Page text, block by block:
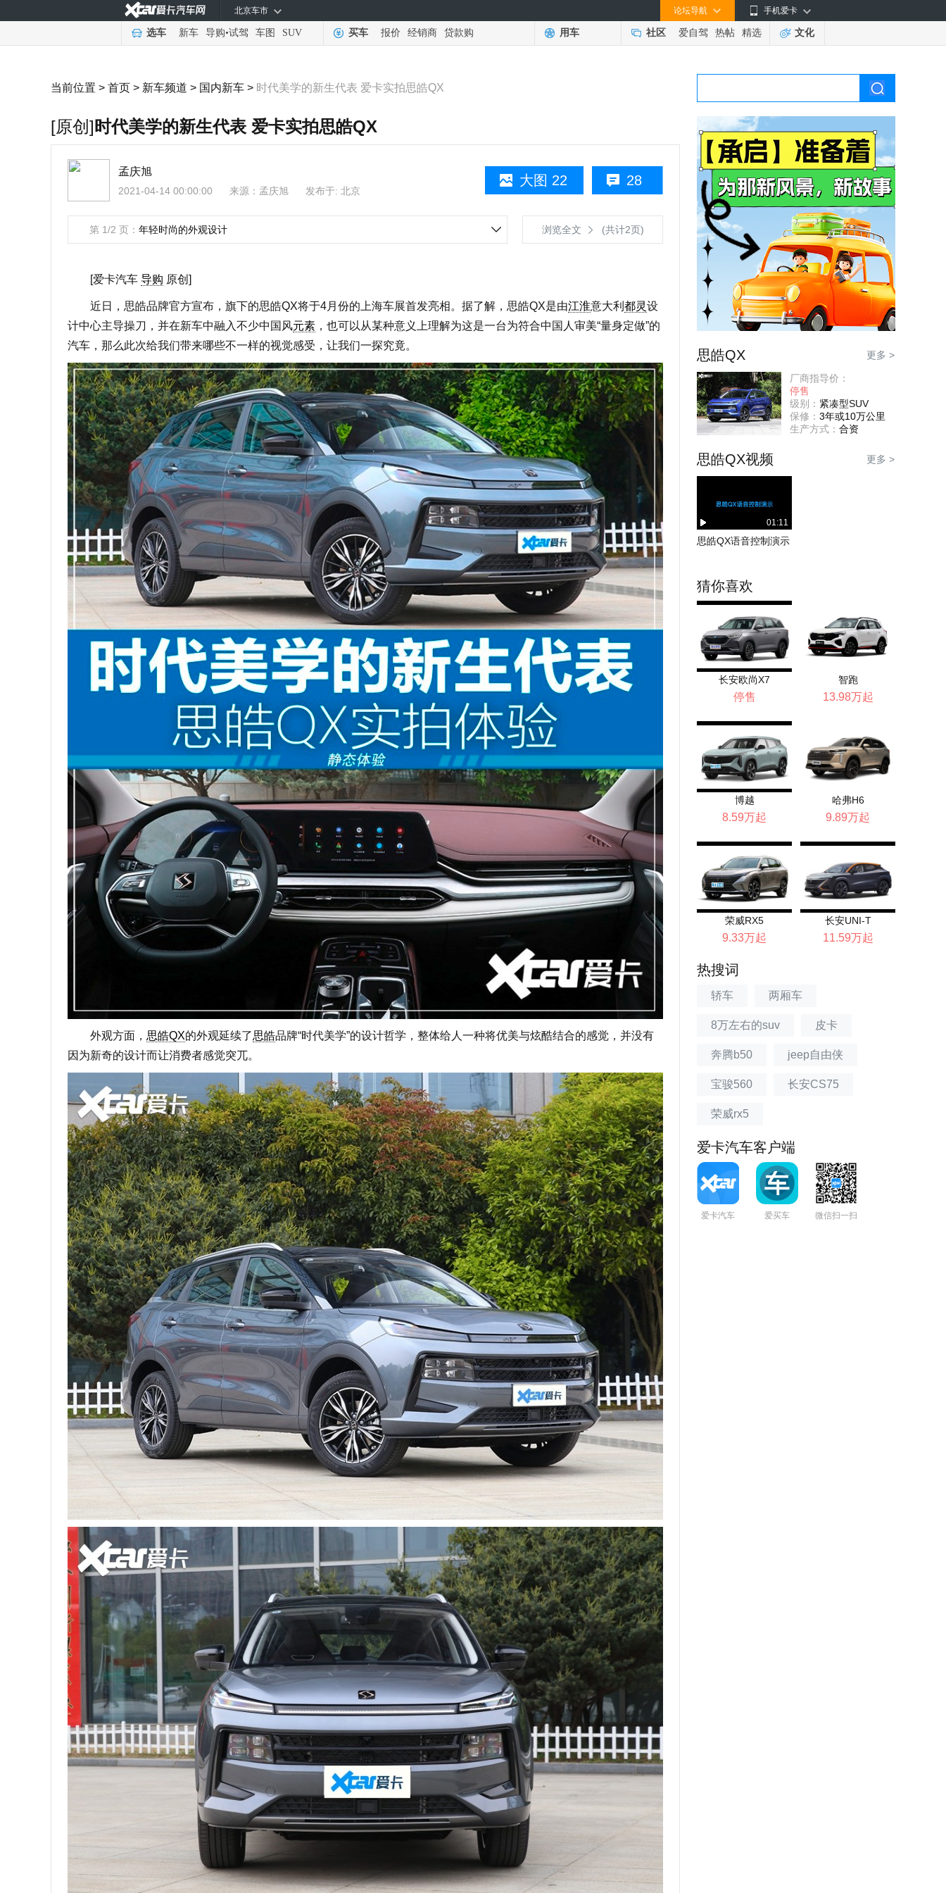
手机爱卡
论坛导航
北京车市
选车 新车 导购•试驾 车图 SUV 买车 报价 经销商 贷款购 用车 社区 爱自驾 热帖 精选 文化
当前位置 > 首页 > 新车频道 > 国内新车 > 时代美学的新生代表 爱卡实拍思皓QX
[原创] 时代美学的新生代表 爱卡实拍思皓QX
28
大图 22
孟庆旭
2021-04-14 00:00:00 来源： 孟庆旭 发布于: 北京
第 1/2 页： 年轻时尚的外观设计 浏览全文 (共计2页)
[爱卡汽车 导购 原创]
近日，思皓品牌官方宣布，旗下的思皓QX将于4月份的上海车展首发亮相。据了解，思皓QX是由江淮意大利 都灵设
计中心主导操刀，并在新车中融入不少中国风元素 ，也可以从某种意义上理解为这是一台为符合中国人审美“量身定做”的
汽车，那么此次给我们带来哪些不一样的视觉感受，让我们一探究竟。
外观方面， 思皓QX的外观延续了思皓品牌“时代美学”的设计哲学，整体给人一种将优美与炫酷结合的感觉，并没有
因为新奇的设计而让消费者感觉突兀。
思皓QX 更多 >
厂商指导价：
停售
级别： 紧凑型SUV
保修： 3年或10万公里
生产方式： 合资
思皓QX视频 更多 >
01:11
思皓QX语音控制演示
猜你喜欢
长安欧尚X7
停售
智跑
13.98万起
博越
8.59万起
哈弗H6
9.89万起
荣威RX5
9.33万起
长安UNI-T
11.59万起
热搜词
轿车 两厢车
8万左右的suv 皮卡
奔腾b50 jeep自由侠
宝骏560 长安CS75
荣威rx5
爱卡汽车客户端
爱卡汽车 爱买车 微信扫一扫